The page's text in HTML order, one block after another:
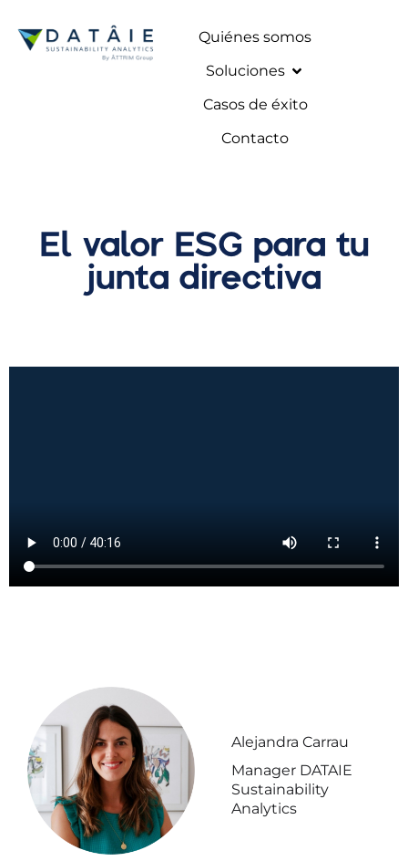
Quiénes somos
Soluciones
Casos de éxito
Contacto
El valor ESG para tu
junta directiva
Alejandra Carrau
Manager DATAIE
Sustainability
Analytics